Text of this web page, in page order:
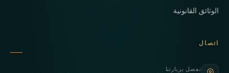
الوثائق القانونية
اتصال
تفضل بزيارتنا